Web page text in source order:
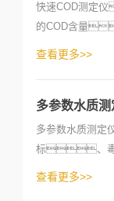
快速COD测定
的COD含量
来的时候
查看更多>>
多参数水质
多参数水质测
标、毒
等，通
查看更多>>